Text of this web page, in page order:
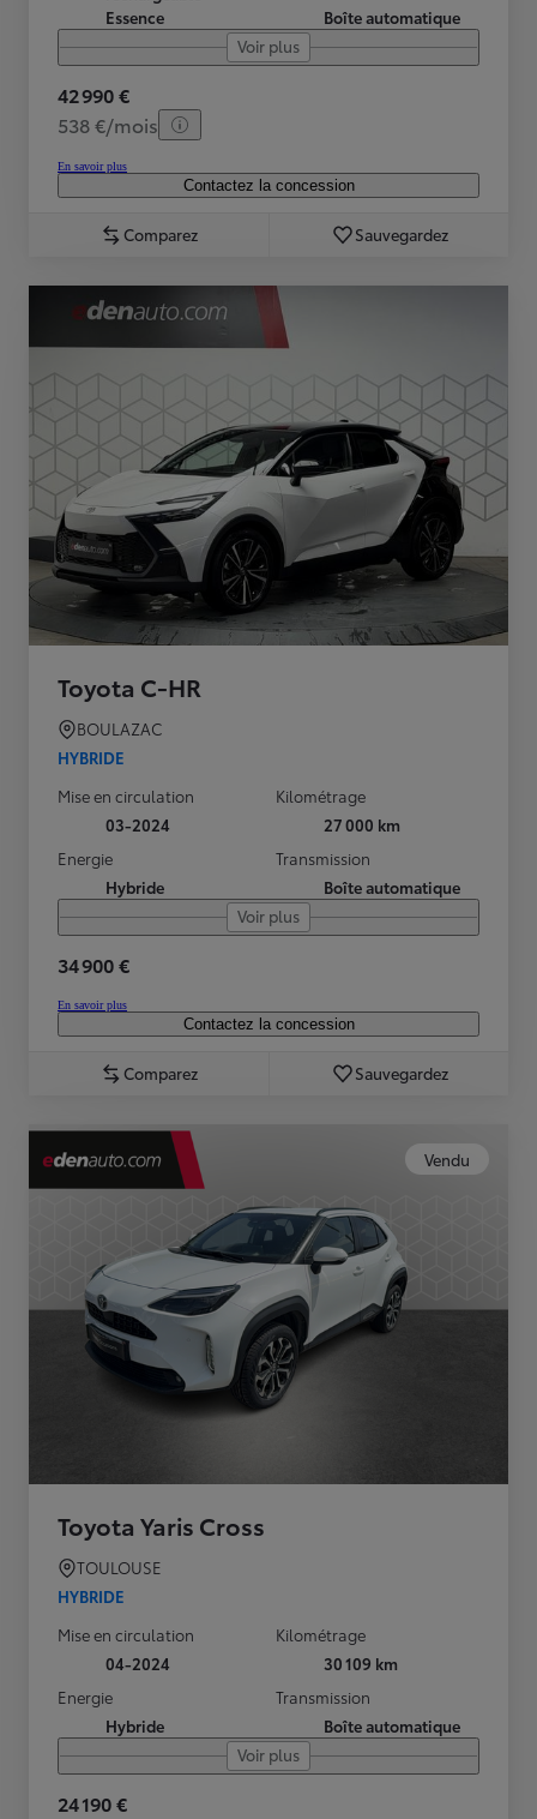
Essence
Boîte automatique
Voir plus
42 990 €
538 €/mois
En savoir plus
Contactez la concession
Comparez Sauvegardez
Toyota C-HR
BOULAZAC
HYBRIDE
Mise en circulation
03-2024
Kilométrage
27 000 km
Energie
Hybride
Transmission
Boîte automatique
Voir plus
34 900 €
En savoir plus
Contactez la concession
Comparez Sauvegardez
Vendu
Toyota Yaris Cross
TOULOUSE
HYBRIDE
Mise en circulation
04-2024
Kilométrage
30 109 km
Energie
Hybride
Transmission
Boîte automatique
Voir plus
24 190 €